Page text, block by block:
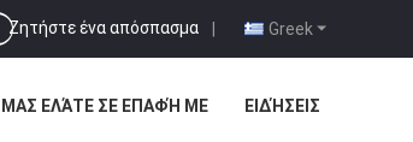
Greek
Ζητήστε ένα απόσπασμα |
ΜΑΣ ΕΛΆΤΕ ΣΕ ΕΠΑΦΉ ΜΕ ΕΙΔΉΣΕΙΣ